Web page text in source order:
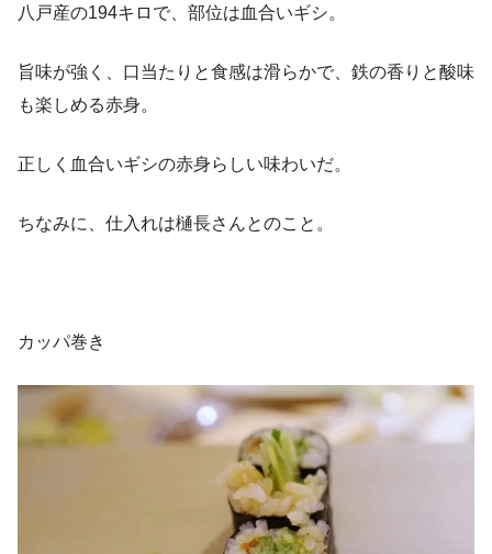
八戸産の194キロで、部位は血合いギシ。
旨味が強く、口当たりと食感は滑らかで、鉄の香りと酸味
も楽しめる赤身。
正しく血合いギシの赤身らしい味わいだ。
ちなみに、仕入れは樋長さんとのこと。
カッパ巻き